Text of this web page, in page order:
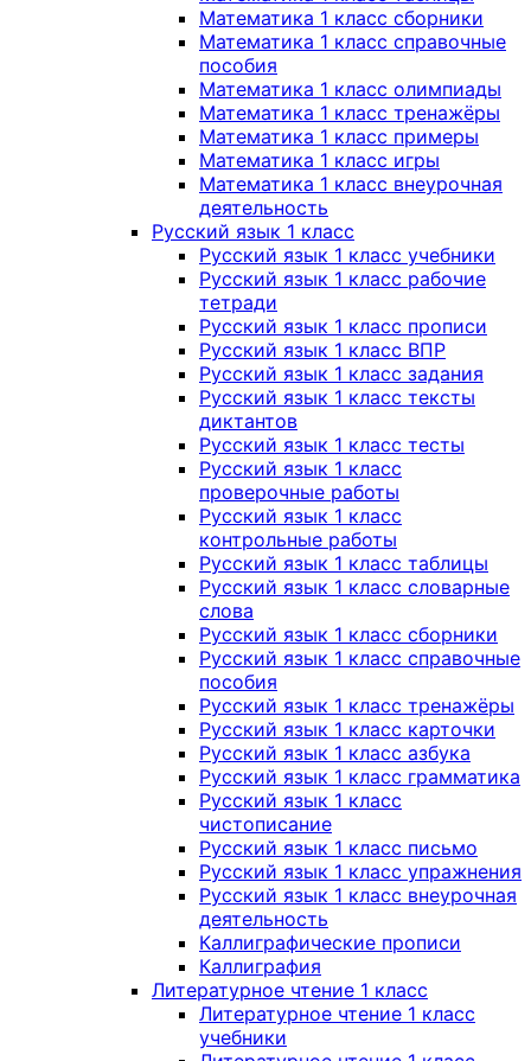
Математика 1 класс сборники
Математика 1 класс справочные
пособия
Математика 1 класс олимпиады
Математика 1 класс тренажёры
Математика 1 класс примеры
Математика 1 класс игры
Математика 1 класс внеурочная
деятельность
Русский язык 1 класс
Русский язык 1 класс учебники
Русский язык 1 класс рабочие
тетради
Русский язык 1 класс прописи
Русский язык 1 класс ВПР
Русский язык 1 класс задания
Русский язык 1 класс тексты
диктантов
Русский язык 1 класс тесты
Русский язык 1 класс
проверочные работы
Русский язык 1 класс
контрольные работы
Русский язык 1 класс таблицы
Русский язык 1 класс словарные
слова
Русский язык 1 класс сборники
Русский язык 1 класс справочные
пособия
Русский язык 1 класс тренажёры
Русский язык 1 класс карточки
Русский язык 1 класс азбука
Русский язык 1 класс грамматика
Русский язык 1 класс
чистописание
Русский язык 1 класс письмо
Русский язык 1 класс упражнения
Русский язык 1 класс внеурочная
деятельность
Каллиграфические прописи
Каллиграфия
Литературное чтение 1 класс
Литературное чтение 1 класс
учебники